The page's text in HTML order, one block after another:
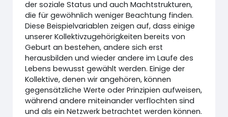
der soziale Status und auch Machtstrukturen,
die für gewöhnlich weniger Beachtung finden.
Diese Beispielvariablen zeigen auf, dass einige
unserer Kollektivzugehörigkeiten bereits von
Geburt an bestehen, andere sich erst
herausbilden und wieder andere im Laufe des
Lebens bewusst gewählt werden. Einige der
Kollektive, denen wir angehören, können
gegensätzliche Werte oder Prinzipien aufweisen,
während andere miteinander verflochten sind
und als ein Netzwerk betrachtet werden können.